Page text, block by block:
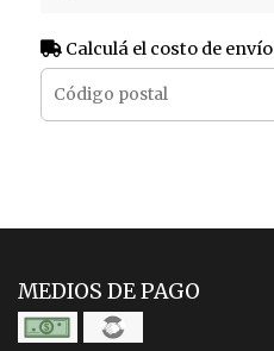
Calculá el costo de envío
MEDIOS DE PAGO